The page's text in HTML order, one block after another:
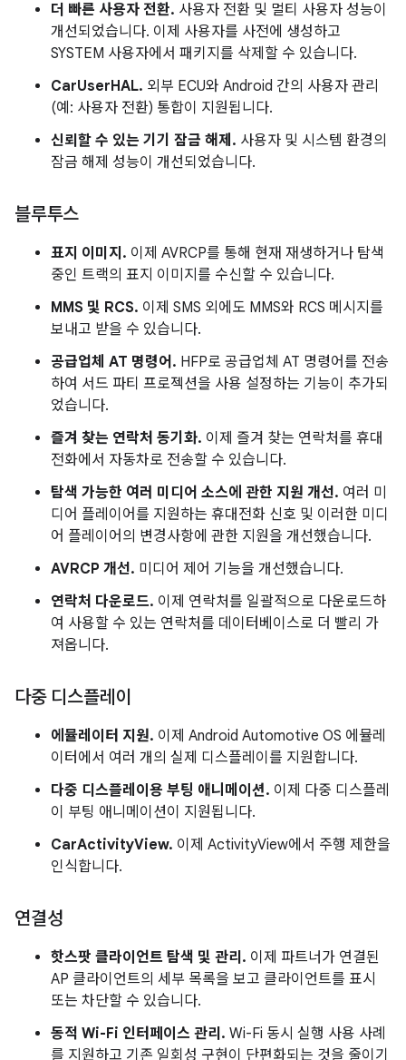
더 빠른 사용자 전환. 사용자 전환 및 멀티 사용자 성능이
개선되었습니다. 이제 사용자를 사전에 생성하고
SYSTEM 사용자에서 패키지를 삭제할 수 있습니다.
CarUserHAL. 외부 ECU와 Android 간의 사용자 관리
(예: 사용자 전환) 통합이 지원됩니다.
신뢰할 수 있는 기기 잠금 해제. 사용자 및 시스템 환경의
잠금 해제 성능이 개선되었습니다.
블루투스
표지 이미지. 이제 AVRCP를 통해 현재 재생하거나 탐색
중인 트랙의 표지 이미지를 수신할 수 있습니다.
MMS 및 RCS. 이제 SMS 외에도 MMS와 RCS 메시지를
보내고 받을 수 있습니다.
공급업체 AT 명령어. HFP로 공급업체 AT 명령어를 전송
하여 서드 파티 프로젝션을 사용 설정하는 기능이 추가되
었습니다.
즐겨 찾는 연락처 동기화. 이제 즐겨 찾는 연락처를 휴대
전화에서 자동차로 전송할 수 있습니다.
탐색 가능한 여러 미디어 소스에 관한 지원 개선. 여러 미
디어 플레이어를 지원하는 휴대전화 신호 및 이러한 미디
어 플레이어의 변경사항에 관한 지원을 개선했습니다.
AVRCP 개선. 미디어 제어 기능을 개선했습니다.
연락처 다운로드. 이제 연락처를 일괄적으로 다운로드하
여 사용할 수 있는 연락처를 데이터베이스로 더 빨리 가
져옵니다.
다중 디스플레이
에뮬레이터 지원. 이제 Android Automotive OS 에뮬레
이터에서 여러 개의 실제 디스플레이를 지원합니다.
다중 디스플레이용 부팅 애니메이션. 이제 다중 디스플레
이 부팅 애니메이션이 지원됩니다.
CarActivityView. 이제 ActivityView에서 주행 제한을
인식합니다.
연결성
핫스팟 클라이언트 탐색 및 관리. 이제 파트너가 연결된
AP 클라이언트의 세부 목록을 보고 클라이언트를 표시
또는 차단할 수 있습니다.
동적 Wi-Fi 인터페이스 관리. Wi-Fi 동시 실행 사용 사례
를 지원하고 기존 일회성 구현이 단편화되는 것을 줄이기